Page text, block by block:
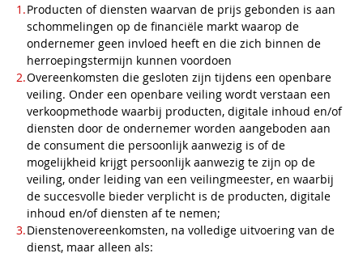
Producten of diensten waarvan de prijs gebonden is aan
schommelingen op de financiële markt waarop de
ondernemer geen invloed heeft en die zich binnen de
herroepingstermijn kunnen voordoen
Overeenkomsten die gesloten zijn tijdens een openbare
veiling. Onder een openbare veiling wordt verstaan een
verkoopmethode waarbij producten, digitale inhoud en/of
diensten door de ondernemer worden aangeboden aan
de consument die persoonlijk aanwezig is of de
mogelijkheid krijgt persoonlijk aanwezig te zijn op de
veiling, onder leiding van een veilingmeester, en waarbij
de succesvolle bieder verplicht is de producten, digitale
inhoud en/of diensten af te nemen;
Dienstenovereenkomsten, na volledige uitvoering van de
dienst, maar alleen als: